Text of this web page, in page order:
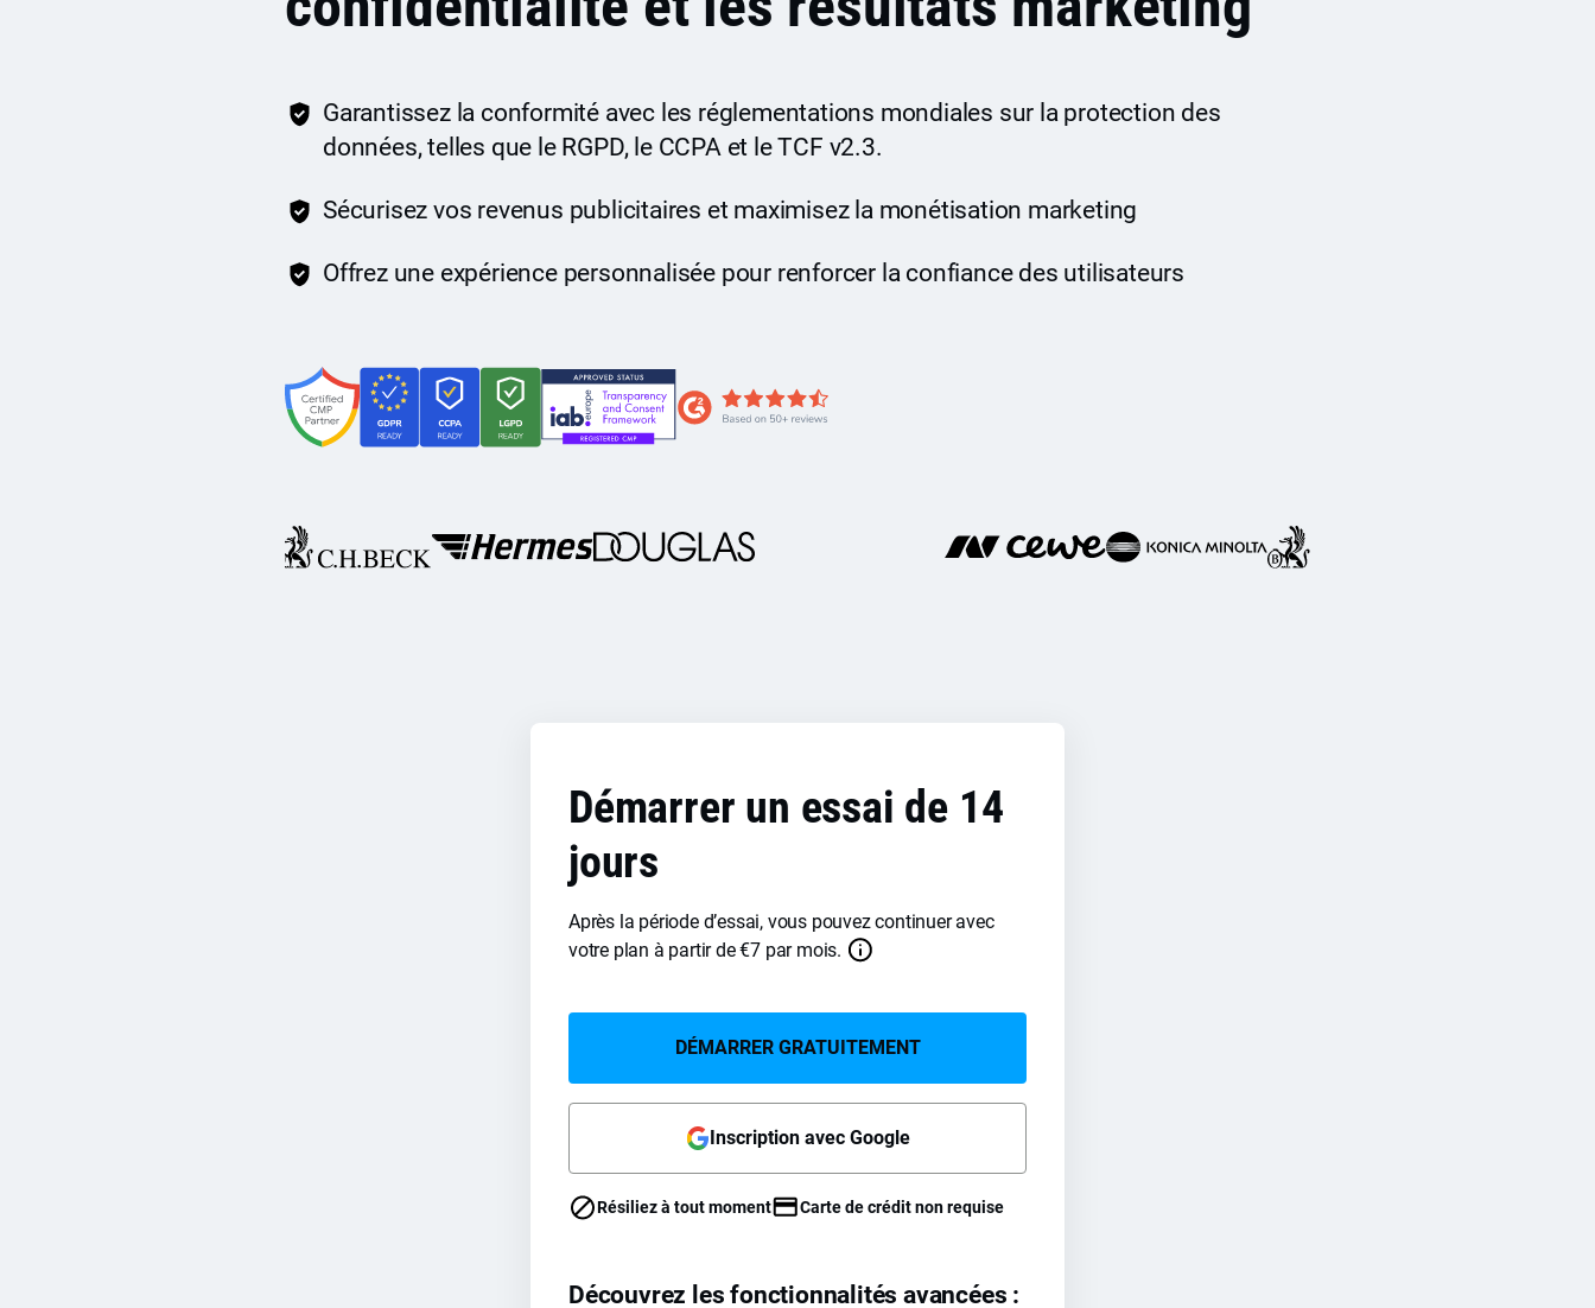
Garantissez la conformité avec les réglementations mondiales sur la protection des
données, telles que le RGPD, le CCPA et le TCF v2.3.
Sécurisez vos revenus publicitaires et maximisez la monétisation marketing
Offrez une expérience personnalisée pour renforcer la confiance des utilisateurs
Démarrer un essai de 14
jours
Après la période d’essai, vous pouvez continuer avec
votre plan à partir de€7 par mois.
DÉMARRER GRATUITEMENT
Inscription avec Google
Résiliez à tout moment Carte de crédit non requise
Découvrez les fonctionnalités avancées :